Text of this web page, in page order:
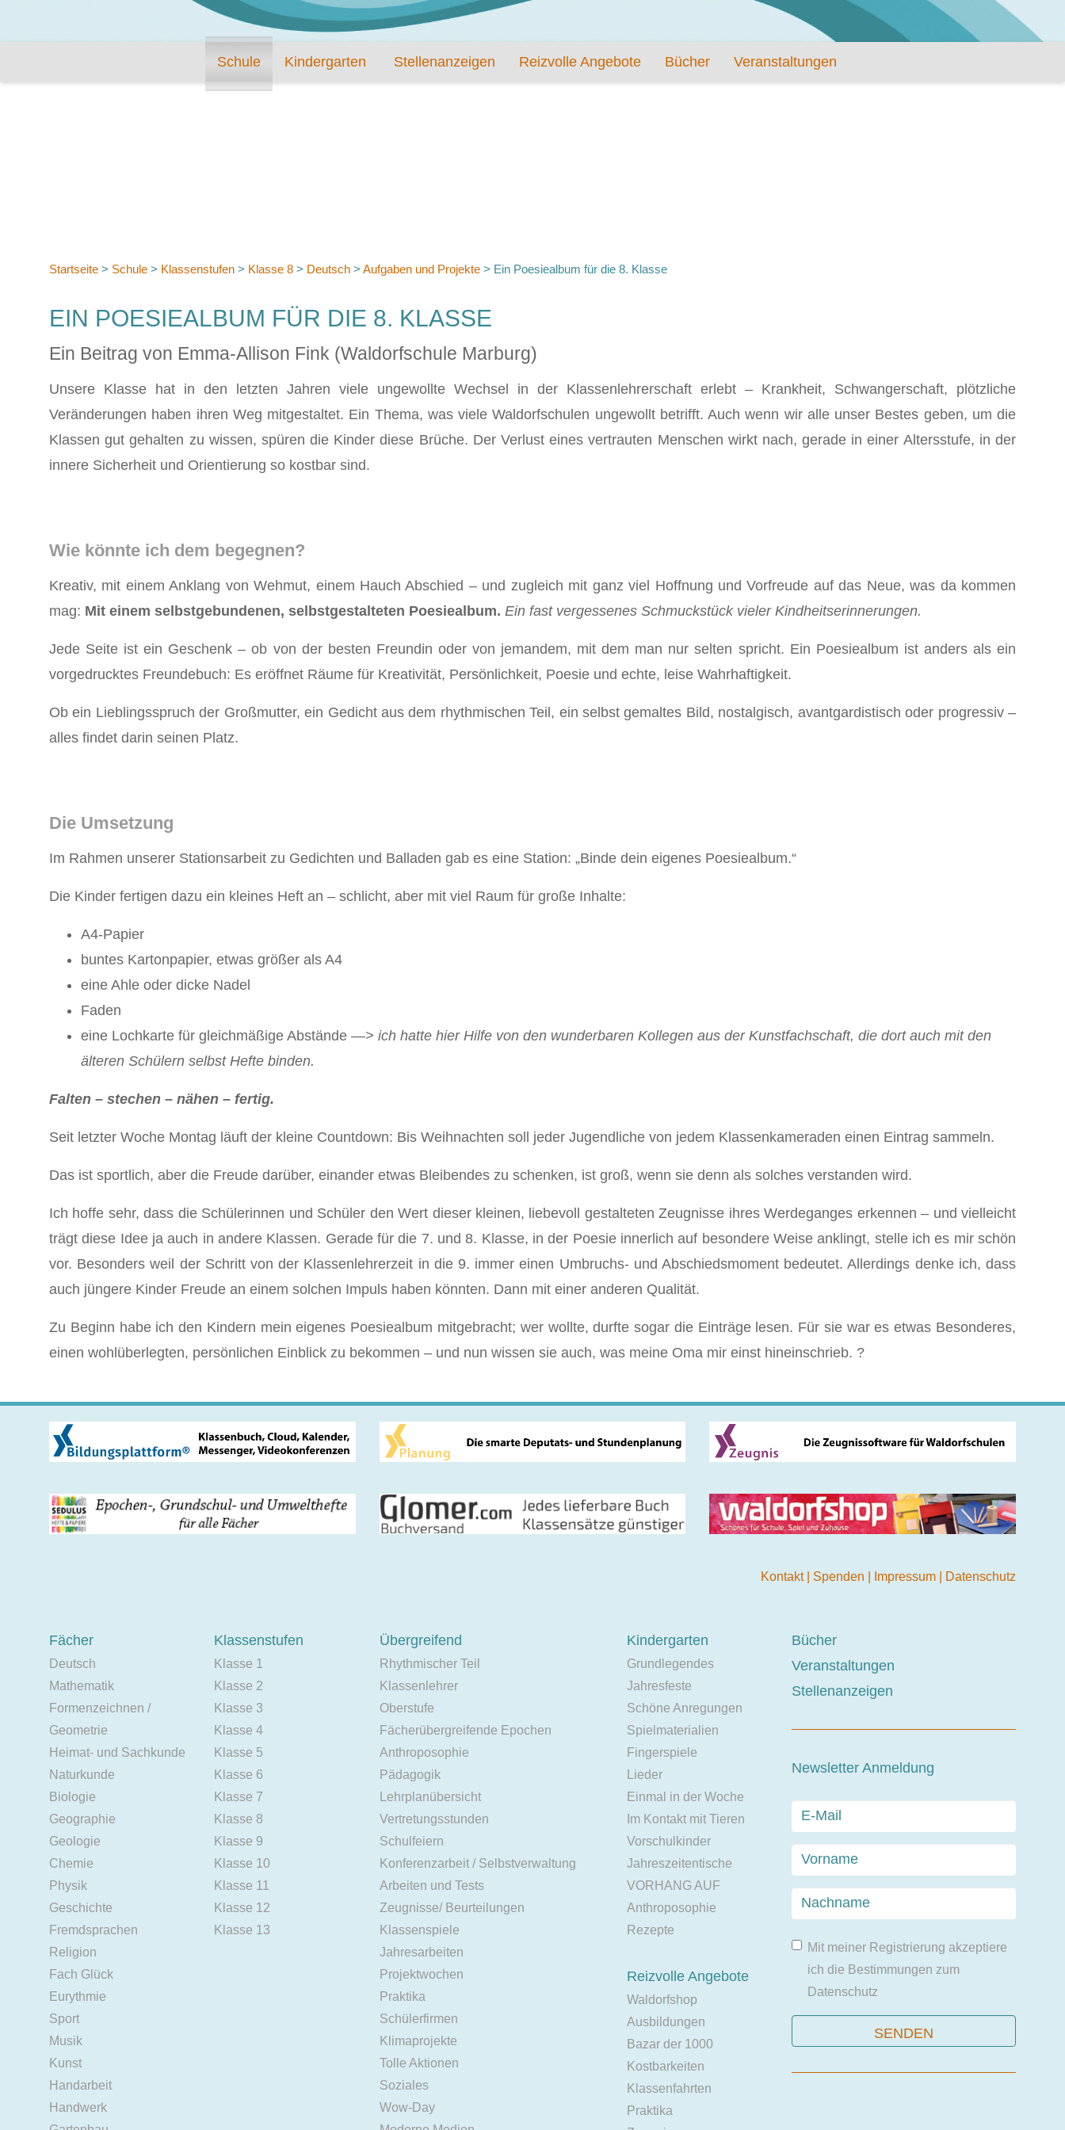
Schule Kindergarten Stellenanzeigen Reizvolle Angebote Bücher Veranstaltungen
Startseite > Schule > Klassenstufen > Klasse 8 > Deutsch > Aufgaben und Projekte > Ein Poesiealbum für die 8. Klasse
EIN POESIEALBUM FÜR DIE 8. KLASSE
Ein Beitrag von Emma-Allison Fink (Waldorfschule Marburg)
Unsere Klasse hat in den letzten Jahren viele ungewollte Wechsel in der Klassenlehrerschaft erlebt – Krankheit, Schwangerschaft, plötzliche
Veränderungen haben ihren Weg mitgestaltet. Ein Thema, was viele Waldorfschulen ungewollt betrifft. Auch wenn wir alle unser Bestes geben, um die
Klassen gut gehalten zu wissen, spüren die Kinder diese Brüche. Der Verlust eines vertrauten Menschen wirkt nach, gerade in einer Altersstufe, in der
innere Sicherheit und Orientierung so kostbar sind.
Wie könnte ich dem begegnen?
Kreativ, mit einem Anklang von Wehmut, einem Hauch Abschied – und zugleich mit ganz viel Hoffnung und Vorfreude auf das Neue, was da kommen
mag: Mit einem selbstgebundenen, selbstgestalteten Poesiealbum. Ein fast vergessenes Schmuckstück vieler Kindheitserinnerungen.
Jede Seite ist ein Geschenk – ob von der besten Freundin oder von jemandem, mit dem man nur selten spricht. Ein Poesiealbum ist anders als ein
vorgedrucktes Freundebuch: Es eröffnet Räume für Kreativität, Persönlichkeit, Poesie und echte, leise Wahrhaftigkeit.
Ob ein Lieblingsspruch der Großmutter, ein Gedicht aus dem rhythmischen Teil, ein selbst gemaltes Bild, nostalgisch, avantgardistisch oder progressiv –
alles findet darin seinen Platz.
Die Umsetzung
Im Rahmen unserer Stationsarbeit zu Gedichten und Balladen gab es eine Station: „Binde dein eigenes Poesiealbum.“
Die Kinder fertigen dazu ein kleines Heft an – schlicht, aber mit viel Raum für große Inhalte:
A4-Papier
buntes Kartonpapier, etwas größer als A4
eine Ahle oder dicke Nadel
Faden
eine Lochkarte für gleichmäßige Abstände —> ich hatte hier Hilfe von den wunderbaren Kollegen aus der Kunstfachschaft, die dort auch mit den
älteren Schülern selbst Hefte binden.
Falten – stechen – nähen – fertig.
Seit letzter Woche Montag läuft der kleine Countdown: Bis Weihnachten soll jeder Jugendliche von jedem Klassenkameraden einen Eintrag sammeln.
Das ist sportlich, aber die Freude darüber, einander etwas Bleibendes zu schenken, ist groß, wenn sie denn als solches verstanden wird.
Ich hoffe sehr, dass die Schülerinnen und Schüler den Wert dieser kleinen, liebevoll gestalteten Zeugnisse ihres Werdeganges erkennen – und vielleicht
trägt diese Idee ja auch in andere Klassen. Gerade für die 7. und 8. Klasse, in der Poesie innerlich auf besondere Weise anklingt, stelle ich es mir schön
vor. Besonders weil der Schritt von der Klassenlehrerzeit in die 9. immer einen Umbruchs- und Abschiedsmoment bedeutet. Allerdings denke ich, dass
auch jüngere Kinder Freude an einem solchen Impuls haben könnten. Dann mit einer anderen Qualität.
Zu Beginn habe ich den Kindern mein eigenes Poesiealbum mitgebracht; wer wollte, durfte sogar die Einträge lesen. Für sie war es etwas Besonderes,
einen wohlüberlegten, persönlichen Einblick zu bekommen – und nun wissen sie auch, was meine Oma mir einst hineinschrieb. ?
Kontakt Spenden Impressum Datenschutz
Fächer
Deutsch
Mathematik
Formenzeichnen /
Geometrie
Heimat- und Sachkunde
Naturkunde
Biologie
Geographie
Geologie
Chemie
Physik
Geschichte
Fremdsprachen
Religion
Fach Glück
Eurythmie
Sport
Musik
Kunst
Handarbeit
Handwerk
Klassenstufen
Klasse 1
Klasse 2
Klasse 3
Klasse 4
Klasse 5
Klasse 6
Klasse 7
Klasse 8
Klasse 9
Klasse 10
Klasse 11
Klasse 12
Klasse 13
Übergreifend
Rhythmischer Teil
Klassenlehrer
Oberstufe
Fächerübergreifende Epochen
Anthroposophie
Pädagogik
Lehrplanübersicht
Vertretungsstunden
Schulfeiern
Konferenzarbeit / Selbstverwaltung
Arbeiten und Tests
Zeugnisse/ Beurteilungen
Klassenspiele
Jahresarbeiten
Projektwochen
Praktika
Schülerfirmen
Klimaprojekte
Tolle Aktionen
Soziales
Wow-Day
Kindergarten
Grundlegendes
Jahresfeste
Schöne Anregungen
Spielmaterialien
Fingerspiele
Lieder
Einmal in der Woche
Im Kontakt mit Tieren
Vorschulkinder
Jahreszeitentische
VORHANG AUF
Anthroposophie
Rezepte
Reizvolle Angebote
Waldorfshop
Ausbildungen
Bazar der 1000
Kostbarkeiten
Klassenfahrten
Praktika
Bücher
Veranstaltungen
Stellenanzeigen
Newsletter Anmeldung
Mit meiner Registrierung akzeptiere
ich die Bestimmungen zum
Datenschutz